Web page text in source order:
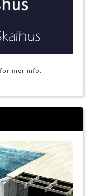
mer info.